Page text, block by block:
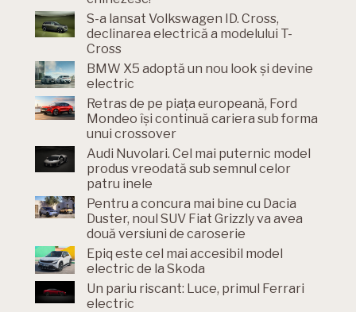
S-a lansat Volkswagen ID. Cross,
declinarea electrică a modelului T-
Cross
BMW X5 adoptă un nou look și devine
electric
Retras de pe piața europeană, Ford
Mondeo își continuă cariera sub forma
unui crossover
Audi Nuvolari. Cel mai puternic model
produs vreodată sub semnul celor
patru inele
Pentru a concura mai bine cu Dacia
Duster, noul SUV Fiat Grizzly va avea
două versiuni de caroserie
Epiq este cel mai accesibil model
electric de la Skoda
Un pariu riscant: Luce, primul Ferrari
electric